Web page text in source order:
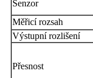
Senzor
Měřicí rozsah
Výstupní rozlišení
Přesnost